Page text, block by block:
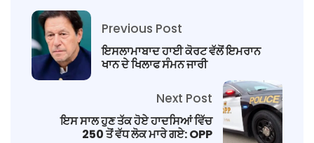
Previous Post
ਇਸਲਾਮਾਬਾਦ ਹਾਈ ਕੋਰਟ ਵੱਲੋਂ ਇਮਰਾਨ
ਖਾਨ ਦੇ ਖਿਲਾਫ ਸੰਮਨ ਜਾਰੀ
Next Post
ਇਸ ਸਾਲ ਹੁਣ ਤੱਕ ਹੋਏ ਹਾਦਸਿਆਂ ਵਿੱਚ
250 ਤੋਂ ਵੱਧ ਲੋਕ ਮਾਰੇ ਗਏ: OPP